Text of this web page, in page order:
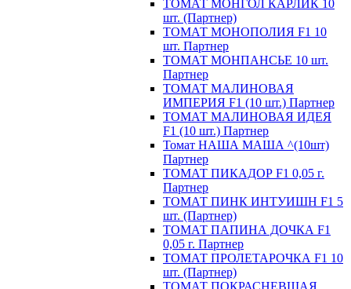
ТОМАТ МОНГОЛ КАРЛИК 10
шт. (Партнер)
ТОМАТ МОНОПОЛИЯ F1 10
шт. Партнер
ТОМАТ МОНПАНСЬЕ 10 шт.
Партнер
ТОМАТ МАЛИНОВАЯ
ИМПЕРИЯ F1 (10 шт.) Партнер
ТОМАТ МАЛИНОВАЯ ИДЕЯ
F1 (10 шт.) Партнер
Томат НАША МАША ^(10шт)
Партнер
ТОМАТ ПИКАДОР F1 0,05 г.
Партнер
ТОМАТ ПИНК ИНТУИШН F1 5
шт. (Партнер)
ТОМАТ ПАПИНА ДОЧКА F1
0,05 г. Партнер
ТОМАТ ПРОЛЕТАРОЧКА F1 10
шт. (Партнер)
ТОМАТ ПОКРАСНЕВШАЯ